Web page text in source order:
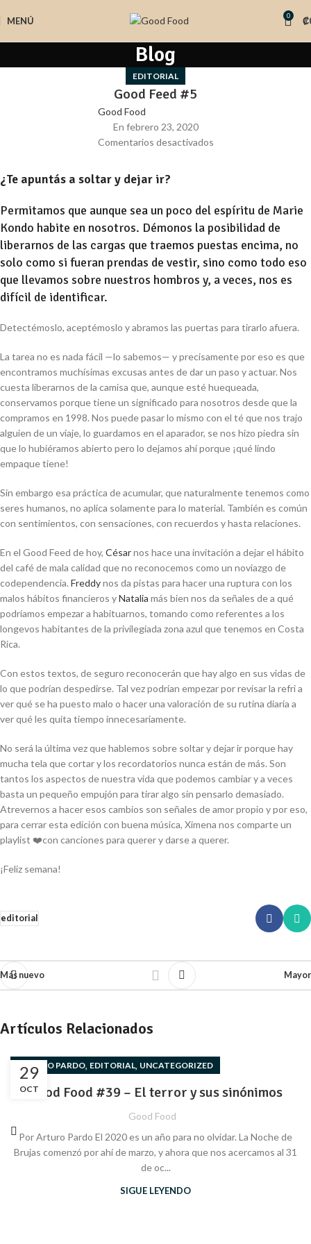
MENÚ 0 ₡
Blog
EDITORIAL
Good Feed #5
Good Food
En febrero 23, 2020
Comentarios desactivados
¿Te apuntás a soltar y dejar ir?
Permitamos que aunque sea un poco del espíritu de Marie
Kondo habite en nosotros. Démonos la posibilidad de
liberarnos de las cargas que traemos puestas encima, no
solo como si fueran prendas de vestir, sino como todo eso
que llevamos sobre nuestros hombros y, a veces, nos es
difícil de identificar.
Detectémoslo, aceptémoslo y abramos las puertas para tirarlo afuera.
La tarea no es nada fácil —lo sabemos— y precisamente por eso es que
encontramos muchísimas excusas antes de dar un paso y actuar. Nos
cuesta liberarnos de la camisa que, aunque esté huequeada,
conservamos porque tiene un significado para nosotros desde que la
compramos en 1998. Nos puede pasar lo mismo con el té que nos trajo
alguien de un viaje, lo guardamos en el aparador, se nos hizo piedra sin
que lo hubiéramos abierto pero lo dejamos ahí porque ¡qué lindo
empaque tiene!
Sin embargo esa práctica de acumular, que naturalmente tenemos como
seres humanos, no aplica solamente para lo material. También es común
con sentimientos, con sensaciones, con recuerdos y hasta relaciones.
En el Good Feed de hoy, Césarnos hace una invitación a dejar el hábito
del café de mala calidad que no reconocemos como un noviazgo de
codependencia. Freddynos da pistas para hacer una ruptura con los
malos hábitos financieros yNatalia más bien nos da señales de a qué
podríamos empezar a habituarnos, tomando como referentes a los
longevos habitantes de la privilegiada zona azul que tenemos en Costa
Rica.
Con estos textos, de seguro reconocerán que hay algo en sus vidas de
lo que podrían despedirse. Tal vez podrían empezar por revisar la refri a
ver qué se ha puesto malo o hacer una valoración de su rutina diaria a
ver qué les quita tiempo innecesariamente.
No será la última vez que hablemos sobre soltar y dejar ir porque hay
mucha tela que cortar y los recordatorios nunca están de más. Son
tantos los aspectos de nuestra vida que podemos cambiar y a veces
basta un pequeño empujón para tirar algo sin pensarlo demasiado.
Atrevernos a hacer esos cambios son señales de amor propio y por eso,
para cerrar esta edición con buena música, Ximena nos comparte un
playlist ❤️con canciones para querer y darse a querer.
¡Feliz semana!
editorial
Más nuevo Mayor
Artículos Relacionados
29
OCT
ARTURO PARDO, EDITORIAL, UNCATEGORIZED
Good Food #39 – El terror y sus sinónimos
Good Food
Por Arturo Pardo El 2020 es un año para no olvidar. La Noche de
Brujas comenzó por ahí de marzo, y ahora que nos acercamos al 31
de oc...
SIGUE LEYENDO